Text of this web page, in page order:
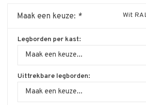
Maak een keuze: * Wit
Legborden per kast:
Maak een keuze...
Uittrekbare legborden:
Maak een keuze...